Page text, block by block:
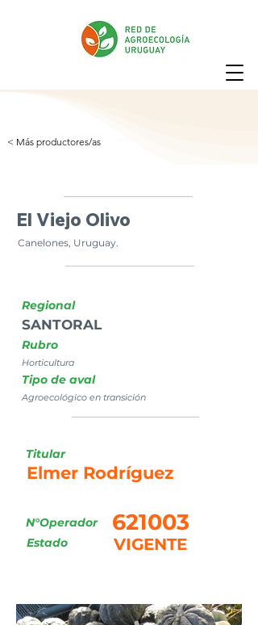
< Más productores/as
El Viejo Olivo
Canelones, Uruguay.
Regional
SANTORAL
Rubro
Horticultura
Tipo de aval
Agroecológico en transición
Titular
Elmer Rodríguez
N°Operador
VIGENTE
Estado
621003